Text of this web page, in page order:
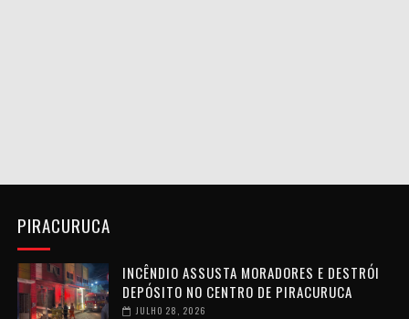
PIRACURUCA
INCÊNDIO ASSUSTA MORADORES E DESTRÓI
DEPÓSITO NO CENTRO DE PIRACURUCA
JULHO 28, 2026